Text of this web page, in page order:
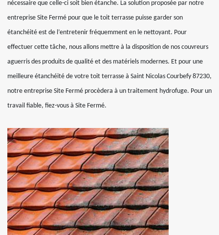
nécessaire que celle-ci soit bien étanche. La solution proposée par notre
entreprise Site Fermé pour que le toit terrasse puisse garder son
étanchéité est de l’entretenir fréquemment en le nettoyant. Pour
effectuer cette tâche, nous allons mettre à la disposition de nos couvreurs
aguerris des produits de qualité et des matériels modernes. Et pour une
meilleure étanchéité de votre toit terrasse à Saint Nicolas Courbefy 87230,
notre entreprise Site Fermé procèdera à un traitement hydrofuge. Pour un
travail fiable, fiez-vous à Site Fermé.